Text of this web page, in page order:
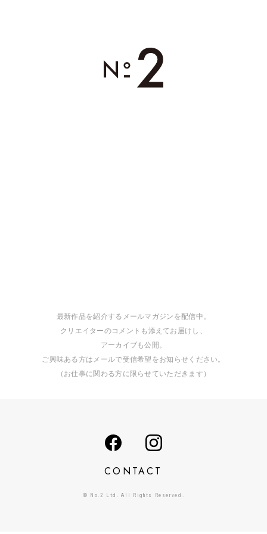
最新作品を紹介するメールマガジンを配信中。
クリエイターのコメントも添えてお届けし、
アーカイブも公開。
ご興味ある方はメールで受信希望をお知らせください。
（お仕事に関わる方に限らせていただきます）
CONTACT
© No.2 Ltd. All Rights Reserved.